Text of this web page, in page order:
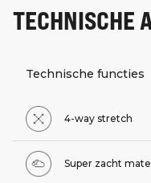
TECHNISCHE
Technische functies
4-way stretch
Super zacht